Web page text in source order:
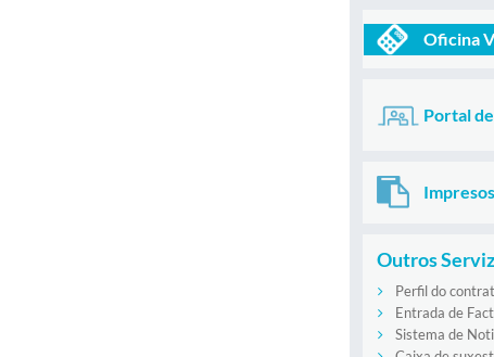
Oficina
Portal
Outros
Perfil do
Entrada de
Sistema de